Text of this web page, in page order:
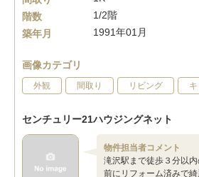
階数
1/2階
築年月
1991年01月
画像カテゴリ
外観 間取り リビング
センチュリー21ハウジングネット
物件担当者コメント
滝沢駅まで徒歩３分以
前にリフォーム済みで